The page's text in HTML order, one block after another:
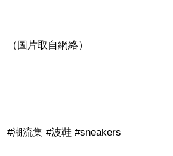
（圖片取自網絡）
#潮流集 #波鞋 #sneakers